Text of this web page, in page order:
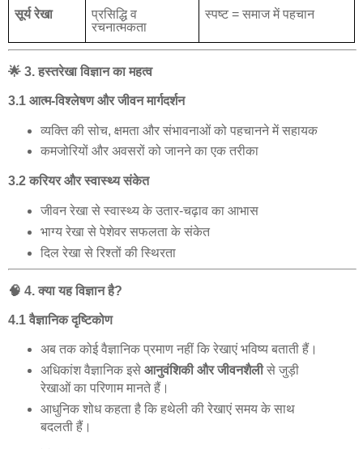
सूर्य रेखा प्रसिद्धि व
रचनात्मकता
स्पष्ट=समाज में पहचान
🌟 3.हस्तरेखा विज्ञान का महत्व
3.1 आत्म-विश्लेषण और जीवन मार्गदर्शन
व्यक्ति की सोच, क्षमता और संभावनाओं को पहचानने में सहायक
कमजोरियों और अवसरों को जानने का एक तरीका
3.2करियर और स्वास्थ्य संकेत
जीवन रेखा से स्वास्थ्य के उतार-चढ़ाव का आभास
भाग्य रेखा से पेशेवर सफलता के संकेत
दिल रेखा से रिश्तों की स्थिरता
🧠 4.क्या यह विज्ञान है?
4.1वैज्ञानिक दृष्टिकोण
अब तक कोई वैज्ञानिक प्रमाण नहीं कि रेखाएं भविष्य बताती हैं।
अधिकांश वैज्ञानिक इसे आनुवंशिकी और जीवनशैली से जुड़ी
रेखाओं का परिणाम मानते हैं।
आधुनिक शोध कहता है कि हथेली की रेखाएं समय के साथ
बदलती हैं।